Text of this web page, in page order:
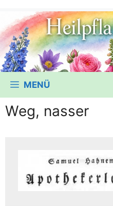
MENÜ
Weg, nasser